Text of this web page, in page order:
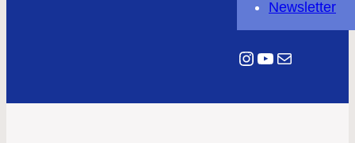
Newsletter
Instagram
YouTube
E-Mail